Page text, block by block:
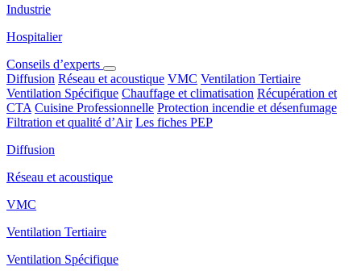
Industrie
Hospitalier
Conseils d’experts
Diffusion Réseau et acoustique VMC Ventilation Tertiaire
Ventilation Spécifique Chauffage et climatisation Récupération et
CTA Cuisine Professionnelle Protection incendie et désenfumage
Filtration et qualité d’Air Les fiches PEP
Diffusion
Réseau et acoustique
VMC
Ventilation Tertiaire
Ventilation Spécifique